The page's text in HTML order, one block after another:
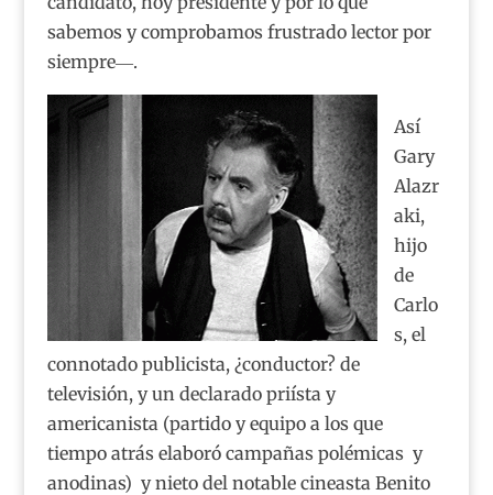
sabemos y comprobamos frustrado lector por
siempre―.
Así
Gary
Alazr
aki,
hijo
de
Carlo
s, el
connotado publicista, ¿conductor? de
televisión, y un declarado priísta y
americanista (partido y equipo a los que
tiempo atrás elaboró campañas polémicas y
anodinas) y nieto del notable cineasta Benito